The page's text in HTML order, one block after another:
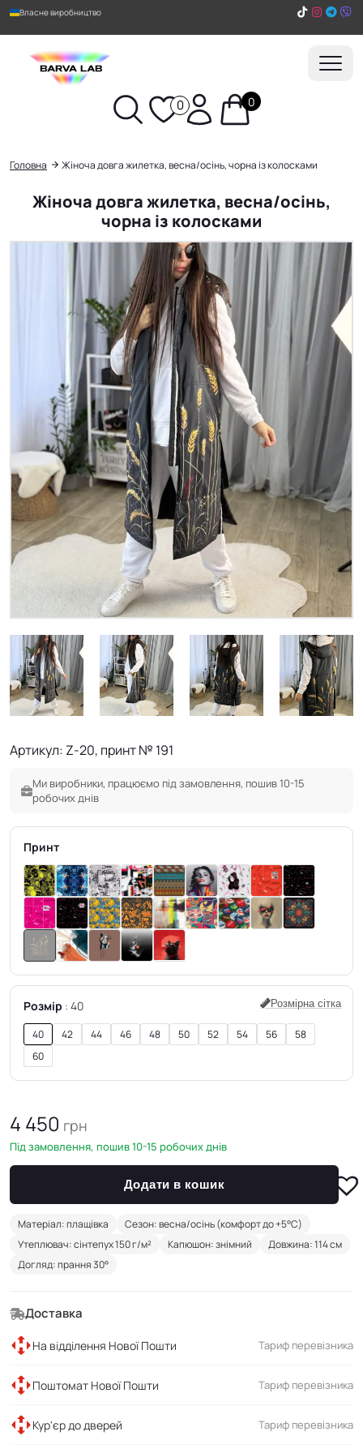
Власне виробництво
0 0
Пошук
Головна Жіноча довга жилетка, весна/осінь, чорна із колосками
Жіноча довга жилетка, весна/осінь,
чорна із колосками
Артикул: Z-20, принт № 191
Ми виробники, працюємо під замовлення, пошив 10-15
робочих днів
Принт
Розмір 40 Розмірна сітка
40 42 44 46 48 50 52 54 56
58
60
4 450 грн
Під замовлення, пошив 10-15 робочих днів
Додати в кошик
Матеріал: плащівка
Сезон: весна/осінь (комфорт до +5°C)
Утеплювач: сінтепух 150 г/м²
Капюшон: знімний
Довжина: 114 см
Догляд: прання 30°
Доставка
На відділення Нової Пошти Тариф перевізника
Поштомат Нової Пошти Тариф перевізника
Кур'єр до дверей Тариф перевізника